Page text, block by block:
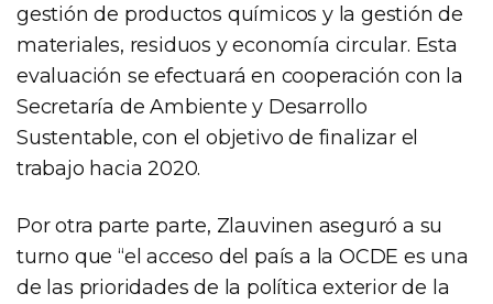
gestión de productos químicos y la gestión de
materiales, residuos y economía circular. Esta
evaluación se efectuará en cooperación con la
Secretaría de Ambiente y Desarrollo
Sustentable, con el objetivo de finalizar el
trabajo hacia 2020.
Por otra parte parte, Zlauvinen aseguró a su
turno que “el acceso del país a la OCDE es una
de las prioridades de la política exterior de la